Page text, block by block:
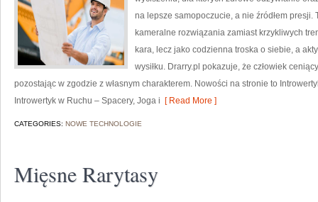
na lepsze samopoczucie, a nie źródłem
kameralne rozwiązania zamiast krzykliwych
kara, lecz jako codzienna troska o siebie, a
wysiłku. Drarry.pl pokazuje, że człowiek
pozostając w zgodzie z własnym charakterem. Nowości na stronie to
Introwertyk w Ruchu – Spacery, Joga i [ Read More ]
CATEGORIES: NOWE TECHNOLOGIE
Mięsne Rarytasy